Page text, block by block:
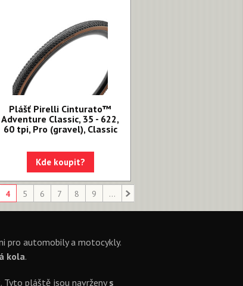
Plášť Pirelli Cinturato™
Adventure Classic, 35 - 622,
60 tpi, Pro (gravel), Classic
Kde koupit?
4 5 6 7 8 9 ...
pro automobily a motocykly.
kola.
Tyto pláště jsou navrženy s